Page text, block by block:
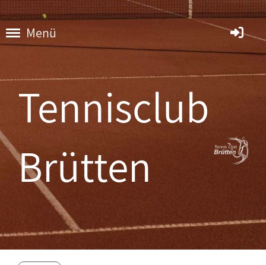
Menü
Tennisclub
Brütten